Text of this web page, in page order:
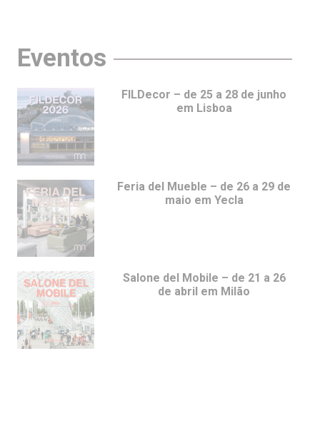
Eventos
FILDecor – de 25 a 28 de junho
em Lisboa
Feria del Mueble – de 26 a 29 de
maio em Yecla
Salone del Mobile – de 21 a 26
de abril em Milão